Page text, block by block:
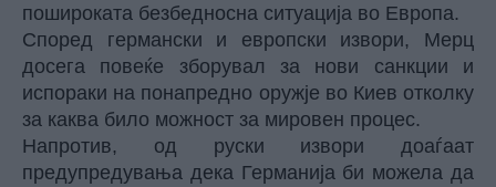
пошироката безбедносна ситуација во Европа.
Според германски и европски извори, Мерц
досега повеќе зборувал за нови санкции и
испораки на понапредно оружје во Киев отколку
за каква било можност за мировен процес.
Напротив, од руски извори доаѓаат
предупредувања дека Германија би можела да